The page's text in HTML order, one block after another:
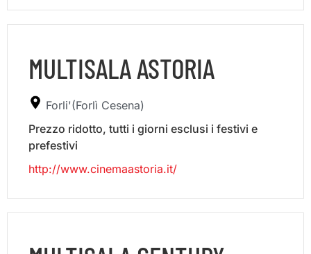
MULTISALA ASTORIA
Forli'(Forlì Cesena)
Prezzo ridotto, tutti i giorni esclusi i festivi e
prefestivi
http://www.cinemaastoria.it/